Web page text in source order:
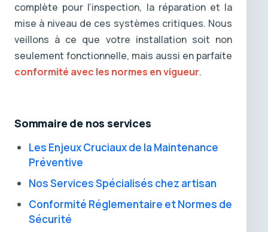
complète pour l’inspection, la réparation et la
mise à niveau de ces systèmes critiques. Nous
veillons à ce que votre installation soit non
seulement fonctionnelle, mais aussi en parfaite
conformité avec les normes en vigueur.
Sommaire de nos services
Les Enjeux Cruciaux de la Maintenance
Préventive
Nos Services Spécialisés chez artisan
Conformité Réglementaire et Normes de
Sécurité